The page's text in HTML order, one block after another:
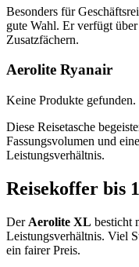
Besonders für
gute Wahl. Er verfügt
Zusatzfächern.
Aerolite Ryanair
Keine Produkte gefunden.
Diese Reisetasche
Fassungsvolumen und
Leistungsverhältnis.
Reisekoffer bis
Der Aerolite XL besticht
Leistungsverhältnis. Viel
ein fairer Preis.